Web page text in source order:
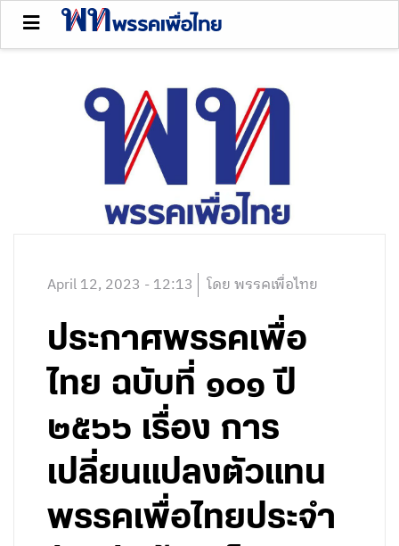
April 12, 2023 - 12:13 โดย พรรคเพื่อไทย
ประกาศพรรคเพื่อ
ไทย ฉบับที่ ๑๐๑ ปี
๒๕๖๖ เรื่อง การ
เปลี่ยนแปลงตัวแทน
พรรคเพื่อไทยประจำ